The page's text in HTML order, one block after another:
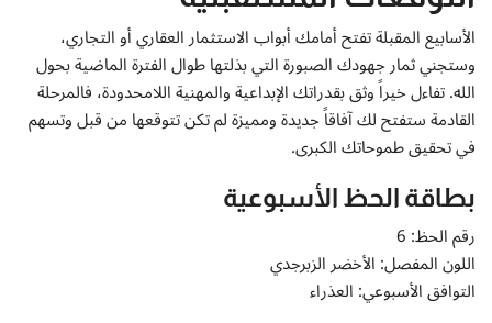
الأسابيع المقبلة تفتح أمامك أبواب الاستثمار العقاري أو التجاري،
وستجني ثمار جهودك الصبورة التي بذلتها طوال الفترة الماضية بحول
الله. تفاءل خيراً وثق بقدراتك الإبداعية والمهنية اللامحدودة، فالمرحلة
القادمة ستفتح لك آفاقاً جديدة ومميزة لم تكن تتوقعها من قبل وتسهم
في تحقيق طموحاتك الكبرى.
بطاقة الحظ الأسبوعية
رقم الحظ: 6
اللون المفصل: الأخضر الزبرجدي
التوافق الأسبوعي: العذراء